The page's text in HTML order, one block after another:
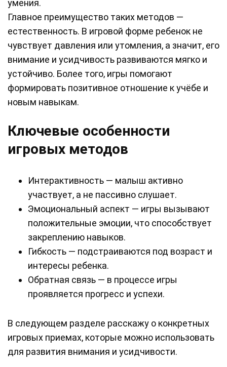
умения.
Главное преимущество таких методов —
естественность. В игровой форме ребенок не
чувствует давления или утомления, а значит, его
внимание и усидчивость развиваются мягко и
устойчиво. Более того, игры помогают
формировать позитивное отношение к учёбе и
новым навыкам.
Ключевые особенности
игровых методов
Интерактивность — малыш активно
участвует, а не пассивно слушает.
Эмоциональный аспект — игры вызывают
положительные эмоции, что способствует
закреплению навыков.
Гибкость — подстраиваются под возраст и
интересы ребенка.
Обратная связь — в процессе игры
проявляется прогресс и успехи.
В следующем разделе расскажу о конкретных
игровых приемах, которые можно использовать
для развития внимания и усидчивости.